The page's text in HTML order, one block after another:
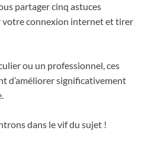
partager cinq astuces
votre connexion internet et tirer
ou un professionnel, ces
d’améliorer significativement
dans le vif du sujet !